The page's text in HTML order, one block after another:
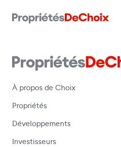
À propos de Choix
Propriétés
Développements
Investisseurs